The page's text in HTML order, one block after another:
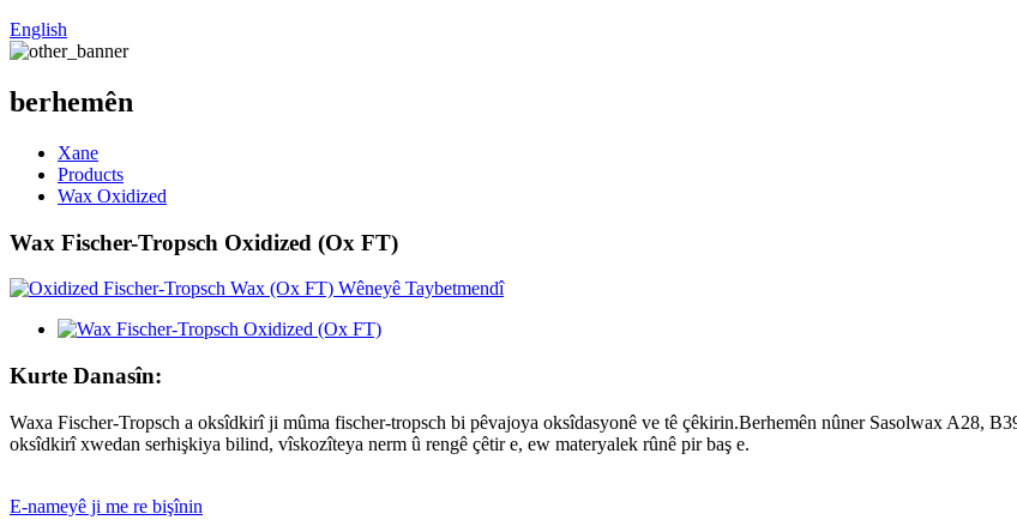
English
berhemên
Xane
Products
Wax Oxidized
Wax Fischer-Tropsch Oxidized (Ox FT)
Kurte Danasîn:
Waxa Fischer-Tropsch a oksîdkirî ji mûma fischer-tropsch bi pêvajoya oksîdasyonê ve tê çêkirin.Berhemên nûner Sasolwax A28,
oksîdkirî xwedan serhişkiya bilind, vîskozîteya nerm û rengê çêtir e, ew materyalek rûnê pir baş e.
E-nameyê ji me re bişînin